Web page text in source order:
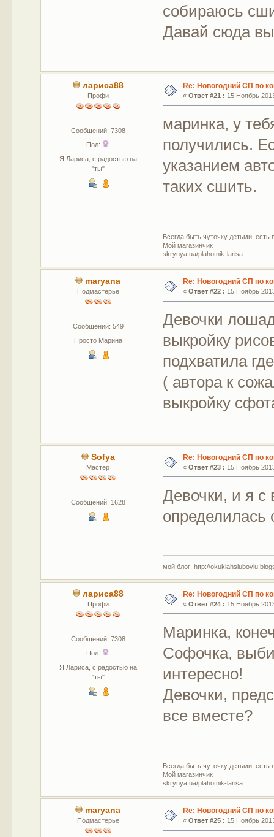
собираюсь
Давай сюда
лариса88
Профи
Сообщений: 7308
Пол:
Я Лариса, с радостью на
"ты"
Re: Новогодний СП по
« Ответ #21 : 15 Ноябрь
маринка, у
получились.
указанием
таких сшить.
Всегда быть чуточку детьми,
Мой магазинчик
skrynya.ua/plahotnik-larisa
maryana
Подмастерье
Сообщений: 549
Просто Марина
Re: Новогодний СП по
« Ответ #22 : 15 Ноябрь
Девочки
выкройку
подхватила
( автора к
выкройку
Sofya
Мастер
Сообщений: 1628
Re: Новогодний СП по
« Ответ #23 : 15 Ноябрь
Девочки, и я
мой блог: http://
лариса88
Профи
Сообщений: 7308
Пол:
Я Лариса, с радостью на
"ты"
Re: Новогодний СП по
« Ответ #24 : 15 Ноябрь
Маринка,
Софочка,
интересно!
Девочки,
все вместе?
Всегда быть чуточку детьми,
Мой магазинчик
skrynya.ua/plahotnik-larisa
maryana
Подмастерье
Re: Новогодний СП по
« Ответ #25 : 15 Ноябрь